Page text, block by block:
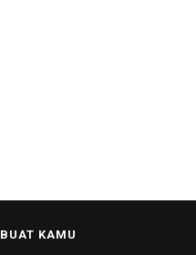
BUAT KAMU